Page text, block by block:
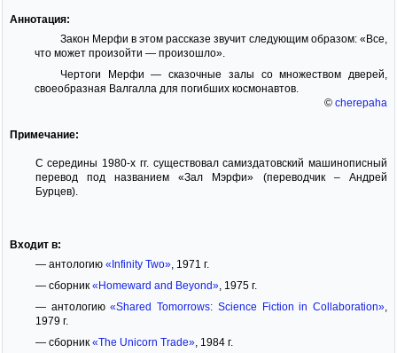
Аннотация:
Закон Мерфи в этом рассказе звучит следующим образом: «Все,
что может произойти — произошло».
Чертоги Мерфи — сказочные залы со множеством дверей,
своеобразная Валгалла для погибших космонавтов.
© cherepaha
Примечание:
С середины 1980-х гг. существовал самиздатовский машинописный
перевод под названием «Зал Мэрфи» (переводчик – Андрей
Бурцев).
Входит в:
— антологию «Infinity Two», 1971 г.
— сборник «Homeward and Beyond», 1975 г.
— антологию«Shared Tomorrows: Science Fiction in Collaboration»
1979 г.
— сборник «The Unicorn Trade», 1984 г.